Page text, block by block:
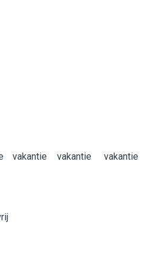
vakantie vakantie vakantie